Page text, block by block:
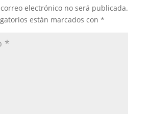
electrónico no será publicada.
están marcados con *